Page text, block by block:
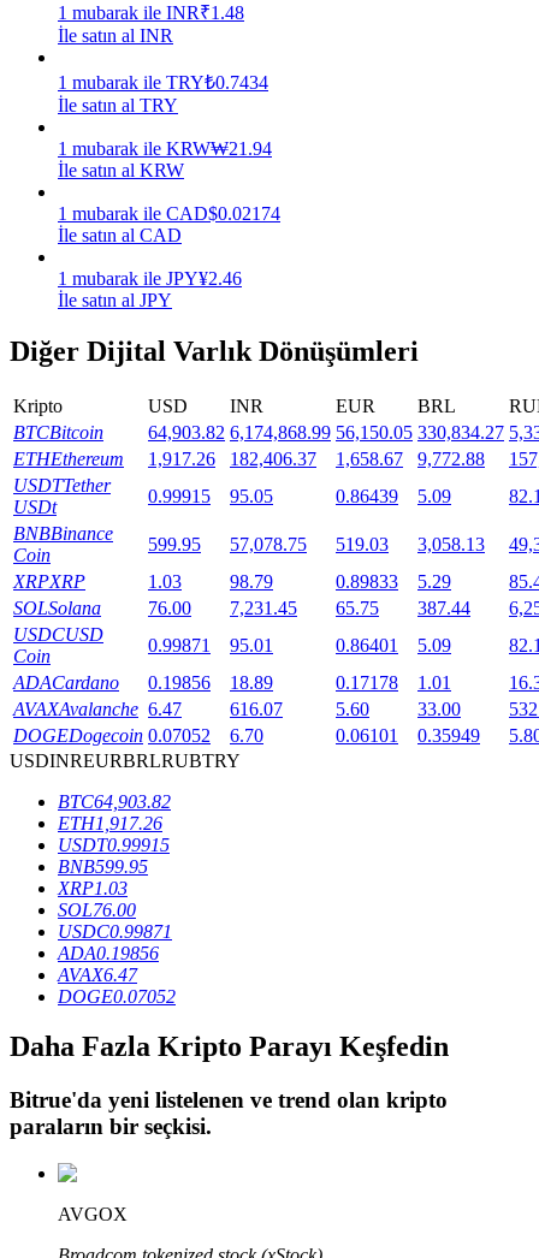
Staking
Launchpool
Popüler token'lar kazanmak için esnek staking
BTR Kilitleme
BTR sahiplerine özel yatırımlar
Kripto destekli borçlanma hizmeti
1 mubarak ile INR₹1.48
İle satın al INR
1 mubarak ile TRY₺0.7434
İle satın al TRY
1 mubarak ile KRW₩21.94
İle satın al KRW
1 mubarak ile CAD$0.02174
İle satın al CAD
1 mubarak ile JPY¥2.46
İle satın al JPY
Diğer Dijital Varlık Dönüşümleri
Kripto USD INR EUR BRL
BTCBitcoin 64,903.82 6,174,868.99 56,150.05 330,834.27
ETHEthereum 1,917.26 182,406.37 1,658.67 9,772.88
USDTTether
USDt
0.99915 95.05 0.86439 5.09
BNBBinance
Coin
599.95 57,078.75 519.03 3,058.13
XRPXRP 1.03 98.79 0.89833 5.29
SOLSolana 76.00 7,231.45 65.75 387.44
USDCUSD
Coin
0.99871 95.01 0.86401 5.09
ADACardano 0.19856 18.89 0.17178 1.01
AVAXAvalanche 6.47 616.07 5.60 33.00
DOGEDogecoin 0.07052 6.70 0.06101 0.35949
USDINREURBRLRUBTRY
BTC64,903.82
ETH1,917.26
USDT0.99915
BNB599.95
XRP1.03
SOL76.00
USDC0.99871
ADA0.19856
AVAX6.47
DOGE0.07052
Daha Fazla Kripto Parayı Keşfedin
Bitrue'da yeni listelenen ve trend olan kripto
paraların bir seçkisi.
AVGOX